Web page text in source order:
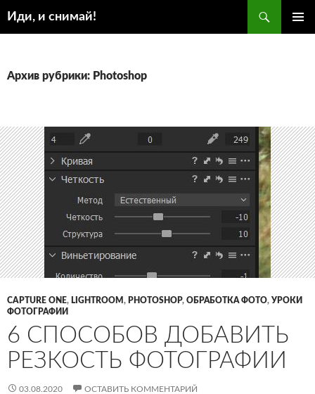
Иди, и снимай!
Архив рубрики: Photoshop
CAPTURE ONE, LIGHTROOM , PHOTOSHOP, ОБРАБОТКА ФОТО, УРОКИ
ФОТОГРАФИИ
6 СПОСОБОВ ДОБАВИТЬ
РЕЗКОСТЬ ФОТОГРАФИИ
03.08.2020 ОСТАВИТЬ КОММЕНТАРИЙ